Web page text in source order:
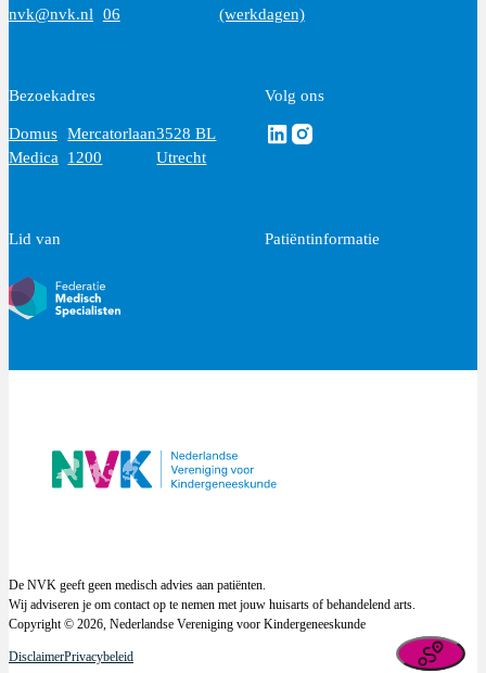
nvk@nvk.nl 06
(werkdagen)
Bezoekadres
Domus
Medica
Mercatorlaan
1200
3528 BL
Utrecht
Volg ons
Volg ons via Linkedin
Volg ons via Instagram
Lid van Patiëntinformatie
De NVK geeft geen medisch advies aan patiënten.
Wij adviseren je om contact op te nemen met jouw huisarts of behandelend arts.
Copyright © 2026, Nederlandse Vereniging voor Kindergeneeskunde
DisclaimerPrivacybeleid